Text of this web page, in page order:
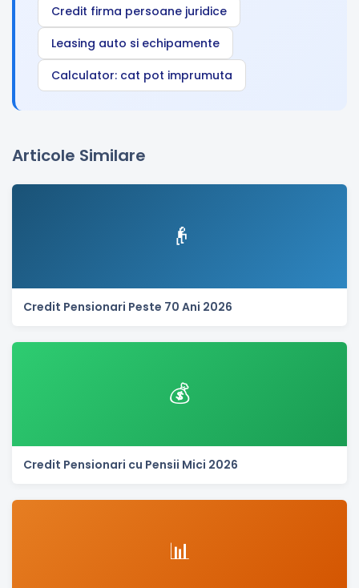
Credit firma persoane juridice
Leasing auto si echipamente
Calculator: cat pot imprumuta
Articole Similare
👴
Credit Pensionari Peste 70 Ani 2026
💰
Credit Pensionari cu Pensii Mici 2026
📊